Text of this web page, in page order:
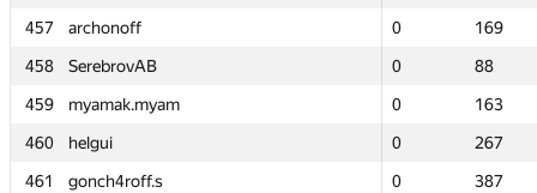
457
archonoff 0
169
458
SerebrovAB 0
88
459
myamak.myam 0
163
460
helgui 0
267
461
gonch4roff.s 0
387
457
archonoff 0
169
458
SerebrovAB 0
88
459
myamak.myam 0
163
460
helgui 0
267
461
gonch4roff.s 0
387